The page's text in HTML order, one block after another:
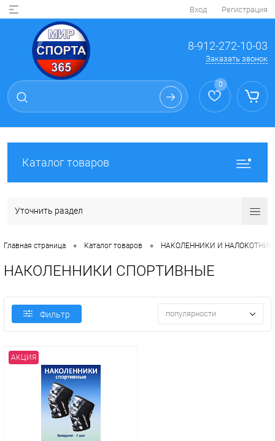
Вход Регистрация
8-912-272-10-03
Заказать звонок
0
Каталог товаров
Уточнить раздел
Главная страница • Каталог товаров • НАКОЛЕННИКИ И
НАКОЛЕННИКИ СПОРТИВНЫЕ
Фильтр популярности
АКЦИЯ